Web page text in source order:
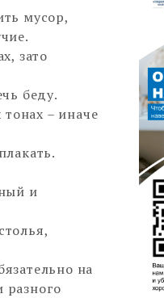
мусор,
зато
беду.
– иначе
и
на
разного